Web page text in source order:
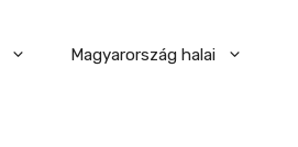
Magyarország halai